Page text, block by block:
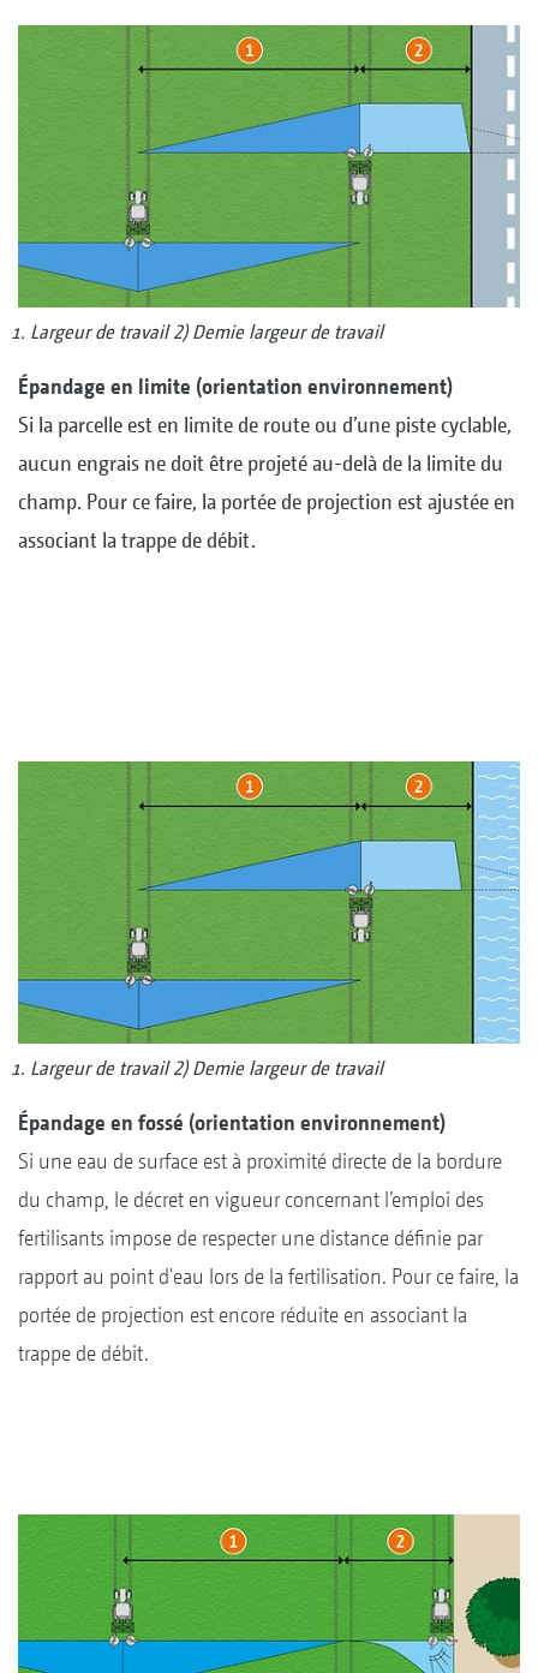
Largeur de travail 2) Demie largeur de travail
Épandage en limite (orientation environnement)
Si la parcelle est en limite de route ou d’une piste cyclable,
aucun engrais ne doit être projeté au-delà de la limite du
champ. Pour ce faire, la portée de projection est ajustée en
associant la trappe de débit.
Largeur de travail 2) Demie largeur de travail
Épandage en fossé (orientation environnement)
Si une eau de surface est à proximité directe de la bordure
du champ, le décret en vigueur concernant l’emploi des
fertilisants impose de respecter une distance définie par
rapport au point d'eau lors de la fertilisation. Pour ce faire, la
portée de projection est encore réduite en associant la
trappe de débit.